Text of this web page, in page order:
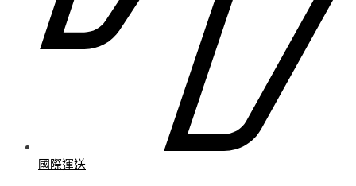
國際運送